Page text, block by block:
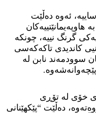
ئەوە دەڵێت
هاوپەیمانێتییەکان
گرنگ نییە، چونکە
کاندیدی تاکەکەسی
سوودمەند نابن لە
خۆی لە تۆڕی
دەڵێت “پێکهێنانی